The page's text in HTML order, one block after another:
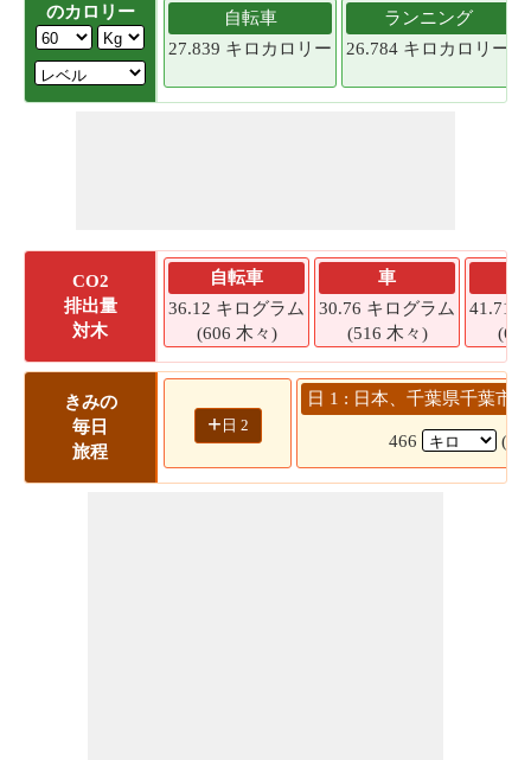
のカロリー
自転車
27.839 キロカロリー
ランニング
26.784 キロカロリー
CO2
排出量
対木
自転車
36.12 キログラム
(606 木々)
車
30.76 キログラム
(516 木々)
41.71
きみの
毎日
旅程
+ 日 2
日 1 : 日本、千葉県千葉市
466 (6